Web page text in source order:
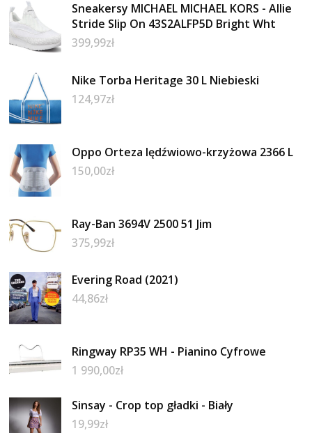
Sneakersy MICHAEL MICHAEL KORS - Allie
Stride Slip On 43S2ALFP5D Bright Wht
399,99zł
Nike Torba Heritage 30 L Niebieski
124,97zł
Oppo Orteza lędźwiowo-krzyżowa 2366 L
150,00zł
Ray-Ban 3694V 2500 51 Jim
375,99zł
Evering Road (2021)
44,86zł
Ringway RP35 WH - Pianino Cyfrowe
1 990,00zł
Sinsay - Crop top gładki - Biały
19,99zł